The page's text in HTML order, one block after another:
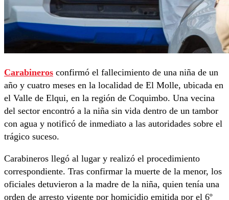
Carabineros confirmó el fallecimiento de una niña de un
año y cuatro meses en la localidad de El Molle, ubicada en
el Valle de Elqui, en la región de Coquimbo. Una vecina
del sector encontró a la niña sin vida dentro de un tambor
con agua y notificó de inmediato a las autoridades sobre el
trágico suceso.
Carabineros llegó al lugar y realizó el procedimiento
correspondiente. Tras confirmar la muerte de la menor, los
oficiales detuvieron a la madre de la niña, quien tenía una
orden de arresto vigente por homicidio emitida por el 6º